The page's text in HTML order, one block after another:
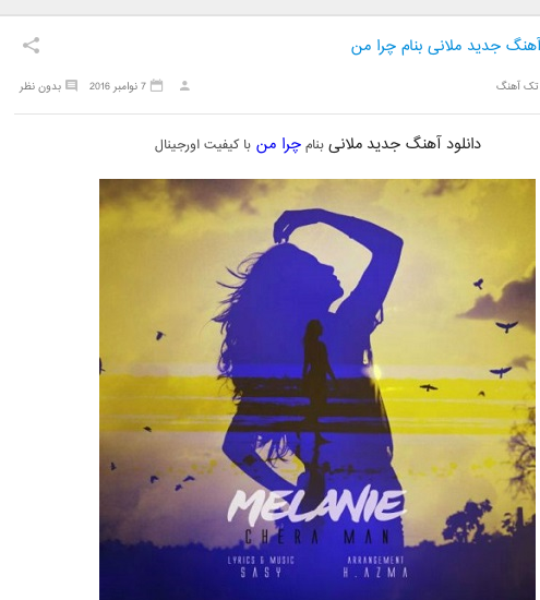
آهنگ جدید ملانی بنام چرا من
تک آهنگ بدون نظر 7 نوامبر 2016
دانلود آهنگ جدید ملانیبنامچرا من با کیفیت اورجینال